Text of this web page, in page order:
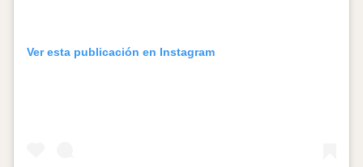
Ver esta publicación en Instagram